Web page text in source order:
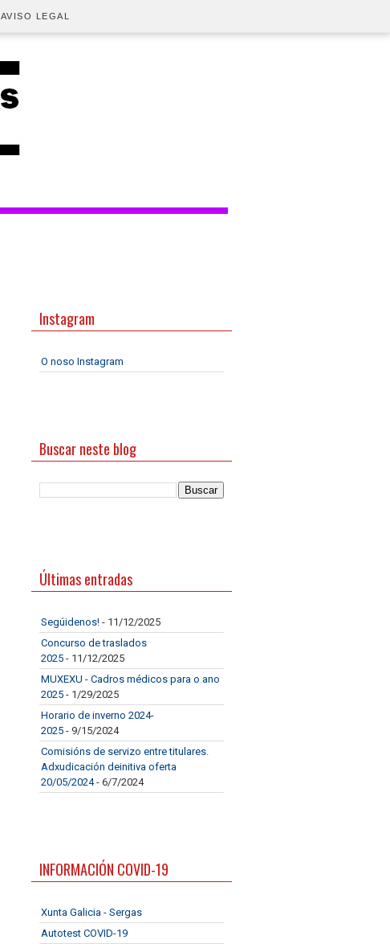
AVISO LEGAL
Instagram
O noso Instagram
Buscar neste blog
Últimas entradas
Segúidenos! - 11/12/2025
Concurso de traslados
2025 - 11/12/2025
MUXEXU - Cadros médicos para o ano
2025 - 1/29/2025
Horario de inverno 2024-
2025 - 9/15/2024
Comisións de servizo entre titulares.
Adxudicación deinitiva oferta
20/05/2024- 6/7/2024
INFORMACIÓN COVID-19
Xunta Galicia - Sergas
Autotest COVID-19